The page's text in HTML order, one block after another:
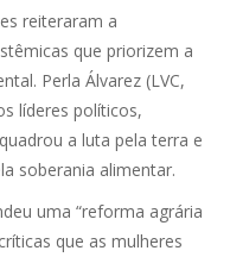
reiteraram a
que priorizem a
Perla Álvarez (LVC,
líderes políticos,
a luta pela terra e
soberania alimentar.
uma “reforma agrária
que as mulheres